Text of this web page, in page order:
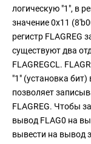
логическую "1", в
значение 0x11
регистр FLAGREG
существуют два
FLAGREGCL.
"1" (установка бит)
позволяет
FLAGREG. Чтобы
вывод FLAG0 на
вывести на вывод